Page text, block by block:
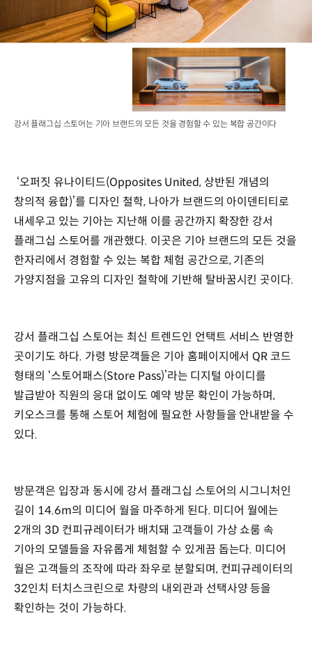
강서 플래그십 스토어는 기아 브랜드의 모든 것을 경험할 수 있는 복합 공간이다
‘오퍼짓 유나이티드(Opposites United, 상반된 개념의
창의적 융합)’를 디자인 철학, 나아가 브랜드의 아이덴티티로
내세우고 있는 기아는 지난해 이를 공간까지 확장한 강서
플래그십 스토어를 개관했다. 이곳은 기아 브랜드의 모든 것을
한자리에서 경험할 수 있는 복합 체험 공간으로, 기존의
가양지점을 고유의 디자인 철학에 기반해 탈바꿈시킨 곳이다.
강서 플래그십 스토어는 최신 트렌드인 언택트 서비스 반영한
곳이기도 하다. 가령 방문객들은 기아 홈페이지에서 QR 코드
형태의 ‘스토어패스(Store Pass)’라는 디지털 아이디를
발급받아 직원의 응대 없이도 예약 방문 확인이 가능하며,
키오스크를 통해 스토어 체험에 필요한 사항들을 안내받을 수
있다.
방문객은 입장과 동시에 강서 플래그십 스토어의 시그니처인
길이 14.6m의 미디어 월을 마주하게 된다. 미디어 월에는
2개의 3D 컨피규레이터가 배치돼 고객들이 가상 쇼룸 속
기아의 모델들을 자유롭게 체험할 수 있게끔 돕는다. 미디어
월은 고객들의 조작에 따라 좌우로 분할되며, 컨피규레이터의
32인치 터치스크린으로 차량의 내외관과 선택사양 등을
확인하는 것이 가능하다.